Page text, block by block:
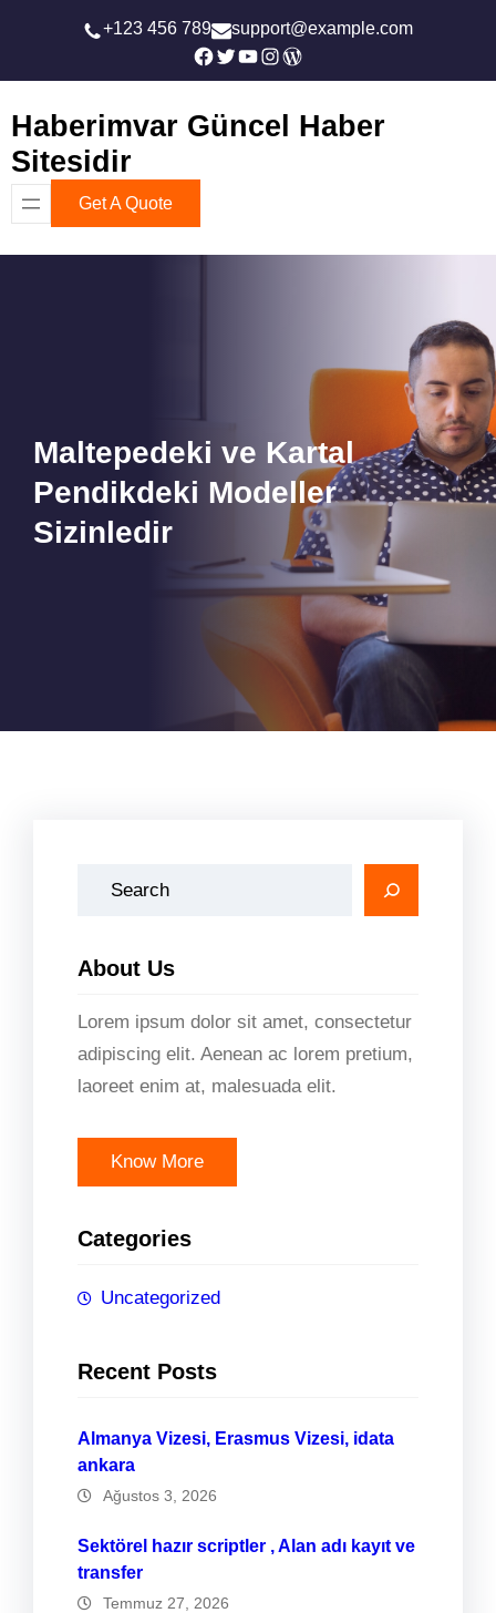
+123 456 789
support@example.com
Facebook
Twitter
YouTube
Instagram
WordPress
Haberimvar Güncel Haber
Sitesidir
Get A Quote
Maltepedeki ve Kartal
Pendikdeki Modeller
Sizinledir
About Us
Lorem ipsum dolor sit amet, consectetur
adipiscing elit. Aenean ac lorem pretium,
laoreet enim at, malesuada elit.
Know More
Categories
Uncategorized
Recent Posts
Almanya Vizesi, Erasmus Vizesi, idata
ankara
Ağustos 3, 2026
Sektörel hazır scriptler , Alan adı kayıt ve
transfer
Temmuz 27, 2026